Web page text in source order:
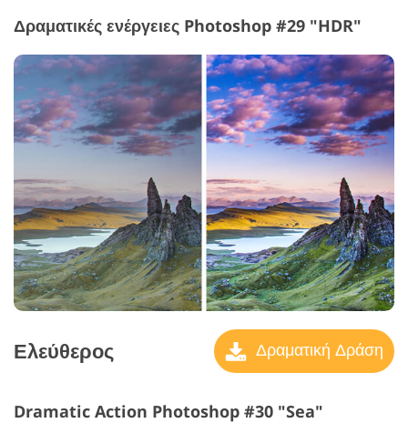
Δραματικές ενέργειες Photoshop #29 "HDR"
Ελεύθερος Δραματική Δράση
Dramatic Action Photoshop #30 "Sea"